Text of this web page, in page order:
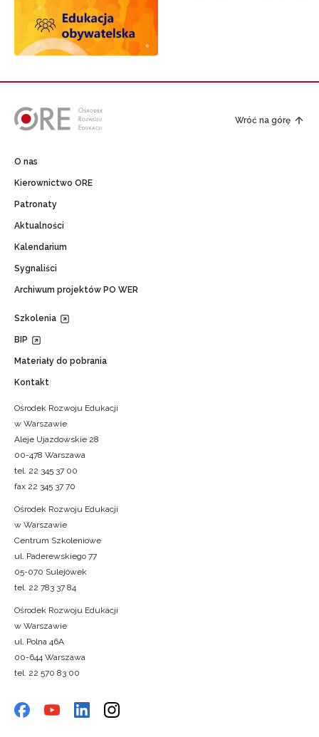
Wróć na górę
O nas
Kierownictwo ORE
Patronaty
Aktualności
Kalendarium
Sygnaliści
Archiwum projektów PO WER
Szkolenia
BIP
Materiały do pobrania
Kontakt
Ośrodek Rozwoju Edukacji
w Warszawie
Aleje Ujazdowskie 28
00-478 Warszawa
tel. 22 345 37 00
fax 22 345 37 70
Ośrodek Rozwoju Edukacji
w Warszawie
Centrum Szkoleniowe
ul. Paderewskiego 77
05-070 Sulejówek
tel. 22 783 37 84
Ośrodek Rozwoju Edukacji
w Warszawie
ul. Polna 46A
00-644 Warszawa
tel. 22 570 83 00